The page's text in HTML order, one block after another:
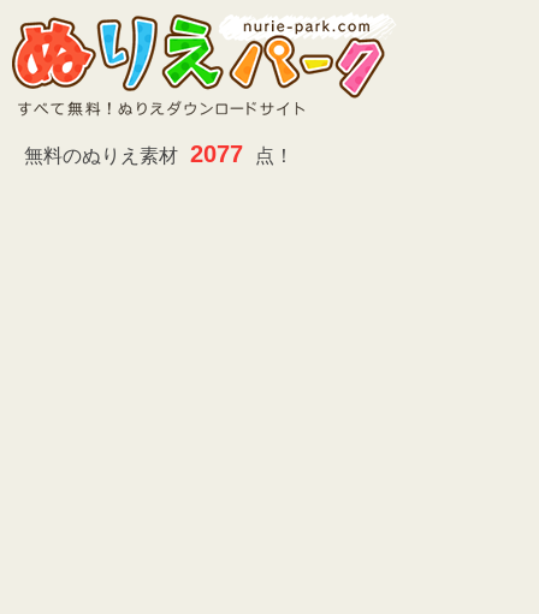
無料のぬりえ素材 2077 点！